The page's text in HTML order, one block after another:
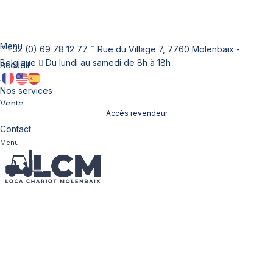
Menu
Accueil
À propos
Nos services
Vente
Contact
+32 (0) 69 78 12 77
Rue du Village 7, 7760 Molenbaix -
Belgique
Du lundi au samedi de 8h à 18h
Accès revendeur
Menu